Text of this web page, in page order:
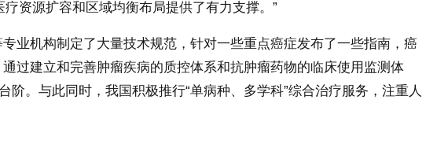
资源扩容和区域均衡布局提供了有力支撑。”
机构制定了大量技术规范，针对一些重点癌症发布了一些指南，癌
过建立和完善肿瘤疾病的质控体系和抗肿瘤药物的临床使用监测体
阶。与此同时，我国积极推行“单病种、多学科”综合治疗服务，注重人